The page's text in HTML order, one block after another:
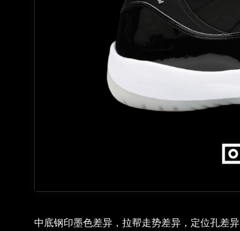
中底钢印墨色差异，拉帮走势差异，定位孔差异